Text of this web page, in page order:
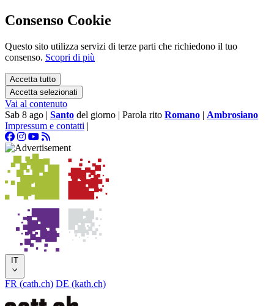
Consenso Cookie
Questo sito utilizza servizi di terze parti che richiedono il tuo
consenso. Scopri di più
Accetta tutto
Accetta selezionati
Vai al contenuto
Sab 8 ago | Santo del giorno | Parola rito Romano | Ambrosiano
Impressum e contatti |
IT
FR (cath.ch) DE (kath.ch)